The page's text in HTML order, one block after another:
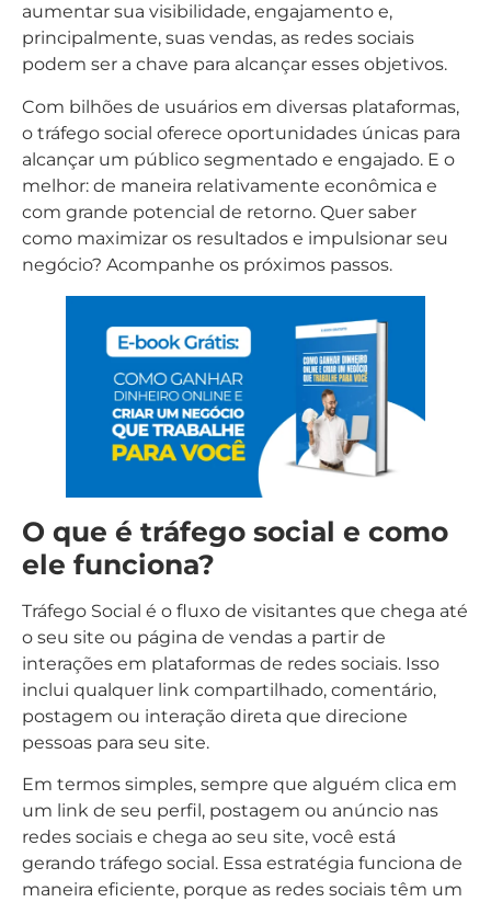
aumentar sua visibilidade, engajamento e,
principalmente, suas vendas, as redes sociais
podem ser a chave para alcançar esses objetivos.
Com bilhões de usuários em diversas plataformas,
o tráfego social oferece oportunidades únicas para
alcançar um público segmentado e engajado. E o
melhor: de maneira relativamente econômica e
com grande potencial de retorno. Quer saber
como maximizar os resultados e impulsionar seu
negócio? Acompanhe os próximos passos.
O que é tráfego social e como
ele funciona?
Tráfego Social é o fluxo de visitantes que chega até
o seu site ou página de vendas a partir de
interações em plataformas de redes sociais. Isso
inclui qualquer link compartilhado, comentário,
postagem ou interação direta que direcione
pessoas para seu site.
Em termos simples, sempre que alguém clica em
um link de seu perfil, postagem ou anúncio nas
redes sociais e chega ao seu site, você está
gerando tráfego social. Essa estratégia funciona de
maneira eficiente, porque as redes sociais têm um